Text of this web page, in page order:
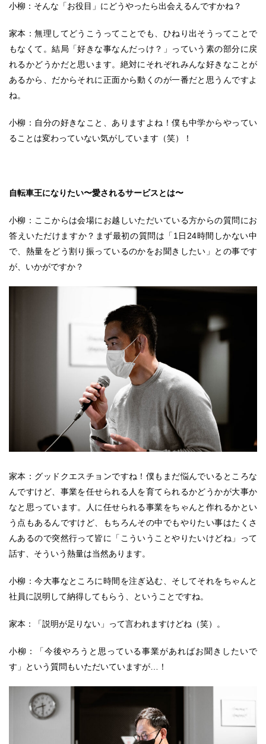
小柳：そんな「お役目」にどうやったら出会えるんですかね？
家本：無理してどうこうってことでも、ひねり出そうってことで
もなくて。結局「好きな事なんだっけ？」っていう素の部分に戻
れるかどうかだと思います。絶対にそれぞれみんな好きなことが
あるから、だからそれに正面から動くのが一番だと思うんですよ
ね。
小柳：自分の好きなこと、ありますよね！僕も中学からやってい
ることは変わっていない気がしています（笑）！
自転車王になりたい〜愛されるサービスとは〜
小柳：ここからは会場にお越しいただいている方からの質問にお
答えいただけますか？まず最初の質問は「1日24時間しかない中
で、熱量をどう割り振っているのかをお聞きしたい」との事です
が、いかがですか？
家本：グッドクエスチョンですね！僕もまだ悩んでいるところな
んですけど、事業を任せられる人を育てられるかどうかが大事か
なと思っています。人に任せられる事業をちゃんと作れるかとい
う点もあるんですけど、もちろんその中でもやりたい事はたくさ
んあるので突然行って皆に「こういうことやりたいけどね」って
話す、そういう熱量は当然あります。
小柳：今大事なところに時間を注ぎ込む、そしてそれをちゃんと
社員に説明して納得してもらう、ということですね。
家本：「説明が足りない」って言われますけどね（笑）。
小柳：「今後やろうと思っている事業があればお聞きしたいで
す」という質問もいただいていますが…！